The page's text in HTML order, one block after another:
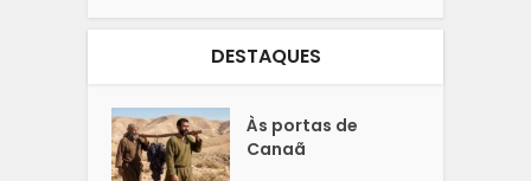
DESTAQUES
Às portas de
Canaã